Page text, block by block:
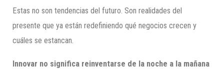
Estas no son tendencias del futuro. Son realidades del
presente que ya están redefiniendo qué negocios crecen y
cuáles se estancan.
Innovar no significa reinventarse de la noche a la mañana